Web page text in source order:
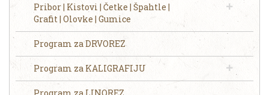
Pribor | Kistovi | Četke | Špahtle |
Grafit | Olovke | Gumice
Program za DRVOREZ
Program za KALIGRAFIJU